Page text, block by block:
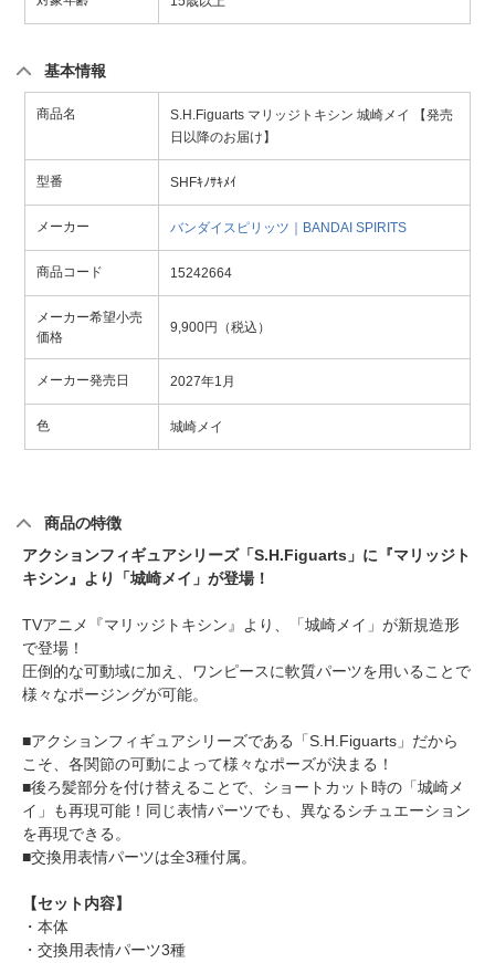
基本情報
商品名
S.H.Figuarts マリッジトキシン 城崎メイ 【発売
日以降のお届け】
型番 SHFｷﾉｻｷﾒｲ
メーカー バンダイスピリッツ｜BANDAI SPIRITS
商品コード 15242664
メーカー希望小売
価格
9,900円（税込）
メーカー発売日 2027年1月
色 城崎メイ
商品の特徴
アクションフィギュアシリーズ「S.H.Figuarts」に『マリッジト
キシン』より「城崎メイ」が登場！
TVアニメ『マリッジトキシン』より、「城崎メイ」が新規造形
で登場！
圧倒的な可動域に加え、ワンピースに軟質パーツを用いることで
様々なポージングが可能。
■アクションフィギュアシリーズである「S.H.Figuarts」だから
こそ、各関節の可動によって様々なポーズが決まる！
■後ろ髪部分を付け替えることで、ショートカット時の「城崎メ
イ」も再現可能！同じ表情パーツでも、異なるシチュエーション
を再現できる。
■交換用表情パーツは全3種付属。
【セット内容】
・本体
・交換用表情パーツ3種